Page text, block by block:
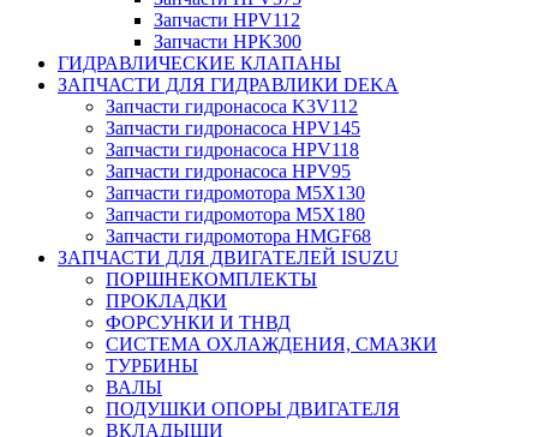
Запчасти HPV112
Запчасти HPK300
ГИДРАВЛИЧЕСКИЕ КЛАПАНЫ
ЗАПЧАСТИ ДЛЯ ГИДРАВЛИКИ DEKA
Запчасти гидронасоса K3V112
Запчасти гидронасоса HPV145
Запчасти гидронасоса HPV118
Запчасти гидронасоса HPV95
Запчасти гидромотора M5X130
Запчасти гидромотора M5X180
Запчасти гидромотора HMGF68
ЗАПЧАСТИ ДЛЯ ДВИГАТЕЛЕЙ ISUZU
ПОРШНЕКОМПЛЕКТЫ
ПРОКЛАДКИ
ФОРСУНКИ И ТНВД
СИСТЕМА ОХЛАЖДЕНИЯ, СМАЗКИ
ТУРБИНЫ
ВАЛЫ
ПОДУШКИ ОПОРЫ ДВИГАТЕЛЯ
ВКЛАДЫШИ